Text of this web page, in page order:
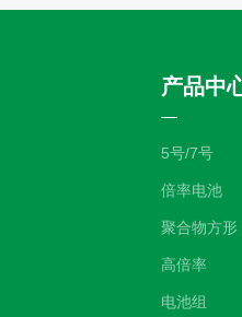
产品中
5号/7号
倍率电池
聚合物方形
高倍率
电池组